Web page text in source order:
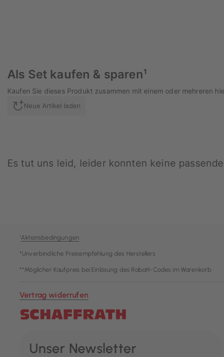
¹Aktionsbedingungen
*Unverbindliche Preisempfehlung des Herstellers
**Möglicher Kaufpreis bei Einlösung des Rabatt-Codes im Warenkorb
Vertrag widerrufen
Unser Newsletter